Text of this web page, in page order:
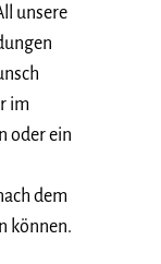
unsere
im
oder ein
dem
können.